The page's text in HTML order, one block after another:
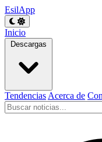
EsilApp
Inicio
Descargas
Tendencias Acerca de